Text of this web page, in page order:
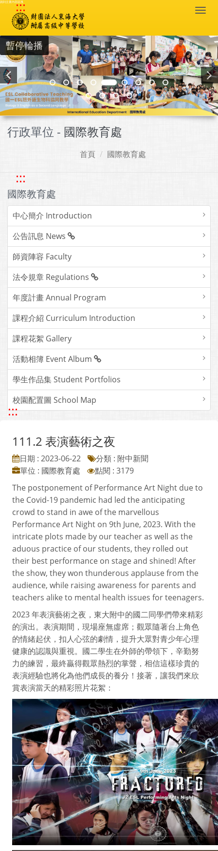
跳到主要內容區塊
:::
暫停輪播
行政單位 - 國際教育處
首頁 國際教育處
:::
國際教育處
中心簡介 Introduction
公告訊息 News
師資陣容 Faculty
法令規章 Regulations
年度計畫 Annual Program
課程介紹 Curriculum Introduction
課程花絮 Gallery
活動相簿 Event Album
學生作品集 Student Portfolios
校園配置圖 School Map
:::
111.2 表演藝術之夜
日期 : 2023-06-22
分類 : 附中新聞
單位 : 國際教育處
點閱 : 3179
The postponement of Performance Art Night due to
the Covid-19 pandemic had led the anticipating
crowd to stand in awe of the marvellous
Performance Art Night on 9th June, 2023. With the
intricate plots made by our teacher as well as the
aduous practice of our students, they rolled out
their best performance on stage and shined! After
the show, they won thunderous applause from the
audience, while raising awareness for parents and
teachers alike to mental health issues for teenagers.
2023 年表演藝術之夜，東大附中的國二同學們帶來精彩
的演出。表演期間，現場座無虛席；觀眾隨著台上角色
的情緒起伏，扣人心弦的劇情，提升大眾對青少年心理
健康的認識與重視。國二學生在外師的帶領下，辛勤努
力的練習，最終贏得觀眾熱烈的掌聲，相信這樣珍貴的
表演經驗也將化為他們成長的養分！接著，讓我們來欣
賞表演當天的精彩照片花絮：